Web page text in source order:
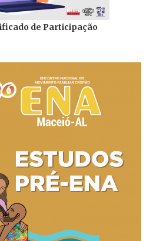
de Participação